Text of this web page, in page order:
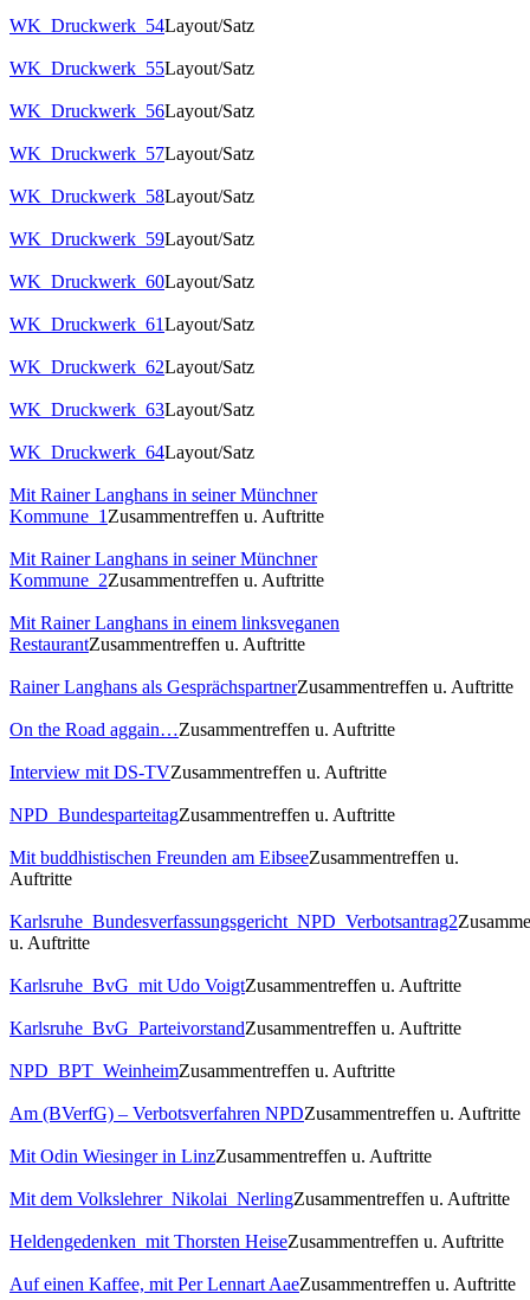
WK_Druckwerk_54Layout/Satz
WK_Druckwerk_55Layout/Satz
WK_Druckwerk_56Layout/Satz
WK_Druckwerk_57Layout/Satz
WK_Druckwerk_58Layout/Satz
WK_Druckwerk_59Layout/Satz
WK_Druckwerk_60Layout/Satz
WK_Druckwerk_61Layout/Satz
WK_Druckwerk_62Layout/Satz
WK_Druckwerk_63Layout/Satz
WK_Druckwerk_64Layout/Satz
Mit Rainer Langhans in seiner Münchner
Kommune_1 Zusammentreffen u. Auftritte
Mit Rainer Langhans in seiner Münchner
Kommune_2Zusammentreffen u. Auftritte
Mit Rainer Langhans in einem linksveganen
RestaurantZusammentreffen u. Auftritte
Rainer Langhans als GesprächspartnerZusammentreffen u. Auftritte
On the Road aggain…Zusammentreffen u. Auftritte
Interview mit DS-TVZusammentreffen u. Auftritte
NPD_BundesparteitagZusammentreffen u. Auftritte
Mit buddhistischen Freunden am EibseeZusammentreffen u.
Auftritte
Karlsruhe_Bundesverfassungsgericht_NPD_Verbotsantrag2
u. Auftritte
Karlsruhe_BvG_mit Udo VoigtZusammentreffen u. Auftritte
Karlsruhe_BvG_ParteivorstandZusammentreffen u. Auftritte
NPD_BPT_WeinheimZusammentreffen u. Auftritte
Am (BVerfG) – Verbotsverfahren NPDZusammentreffen u. Auftritte
Mit Odin Wiesinger in LinzZusammentreffen u. Auftritte
Mit dem Volkslehrer_Nikolai_NerlingZusammentreffen u. Auftritte
Heldengedenken_mit Thorsten HeiseZusammentreffen u. Auftritte
Auf einen Kaffee, mit Per Lennart AaeZusammentreffen u. Auftritte